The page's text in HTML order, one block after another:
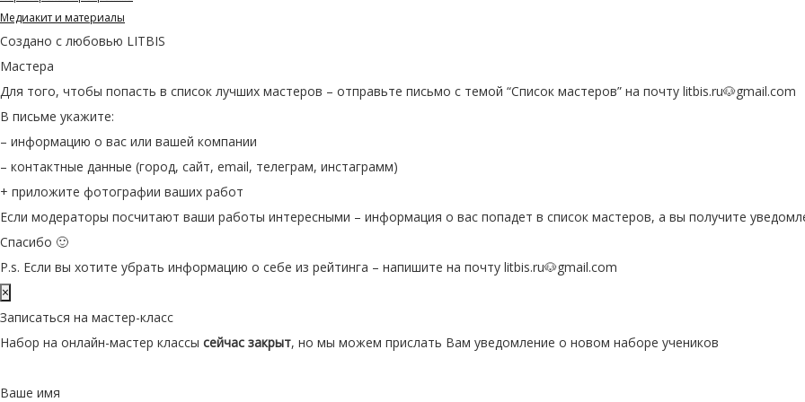
Медиакит и материалы
Создано с любовью LITBIS
Мастера
Для того, чтобы попасть в список лучших мастеров – отправьте письмо с темой “Список мастеров” на почту litbis.ru🐶gmail.com
В письме укажите:
– информацию о вас или вашей компании
– контактные данные (город, сайт, email, телеграм, инстаграмм)
+ приложите фотографии ваших работ
Если модераторы посчитают ваши работы интересными – информация о вас попадет в список мастеров, а вы получите
Спасибо 🙂
P.s. Если вы хотите убрать информацию о себе из рейтинга – напишите на почту litbis.ru🐶gmail.com
×
Записаться на мастер-класс
Набор на онлайн-мастер классы сейчас закрыт, но мы можем прислать Вам уведомление о новом наборе учеников
Ваше имя